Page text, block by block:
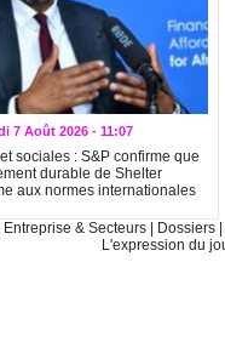
7 Août 2026 - 11:07
sociales : S&P confirme que
durable de Shelter
aux normes internationales
Entreprise & Secteurs Dossiers
L'expression du